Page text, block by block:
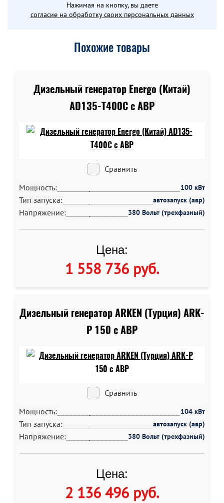
Нажимая на кнопку, вы даете
согласие на обработку своих персональных данных
Похожие товары
Дизельный генератор Energo (Китай)
AD135-T400C c АВР
Сравнить
Мощность:
100 кВт
Тип запуска: автозапуск (авр)
Напряжение: 380 Вольт (трехфазный)
Цена:
1 558 736 руб.
Дизельный генератор ARKEN (Турция) ARK-
P 150 c АВР
Сравнить
Мощность:
104 кВт
Тип запуска: автозапуск (авр)
Напряжение: 380 Вольт (трехфазный)
Цена:
2 136 496 руб.